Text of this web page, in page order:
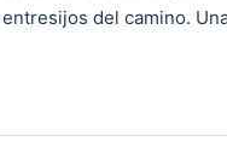
del camino.